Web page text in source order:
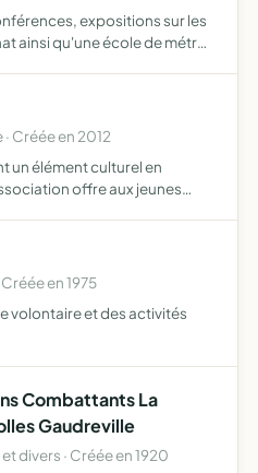
expositions sur les
ainsi qu'une école de métrés
Créée en 2012
un élément culturel en
offre aux jeunes
en 1975
volontaire et des activités
Combattants La
Gaudreville
divers · Créée en 1920